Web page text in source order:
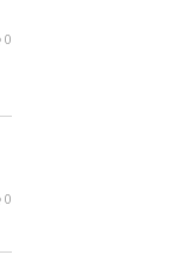
0
0